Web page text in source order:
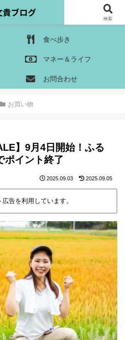
食べ歩き
マネー＆ライフ
お問合わせ
お買い物
】9月4日開始！ふる
ポイント終了
2025.09.03 2025.09.05
告を利用しています。
検索